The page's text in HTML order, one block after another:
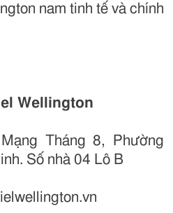
nam tinh tế và chính
Wellington
Tháng 8, Phường
Số nhà 04 Lô B